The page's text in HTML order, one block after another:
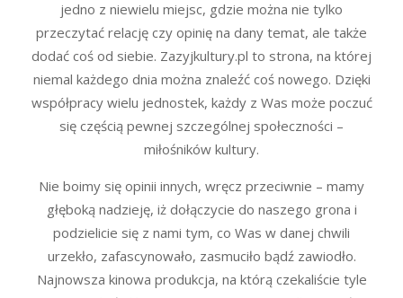
jedno z niewielu miejsc, gdzie można nie tylko
przeczytać relację czy opinię na dany temat, ale także
dodać coś od siebie. Zazyjkultury.pl to strona, na której
niemal każdego dnia można znaleźć coś nowego. Dzięki
współpracy wielu jednostek, każdy z Was może poczuć
się częścią pewnej szczególnej społeczności –
miłośników kultury.
Nie boimy się opinii innych, wręcz przeciwnie – mamy
głęboką nadzieję, iż dołączycie do naszego grona i
podzielicie się z nami tym, co Was w danej chwili
urzekło, zafascynowało, zasmuciło bądź zawiodło.
Najnowsza kinowa produkcja, na którą czekaliście tyle